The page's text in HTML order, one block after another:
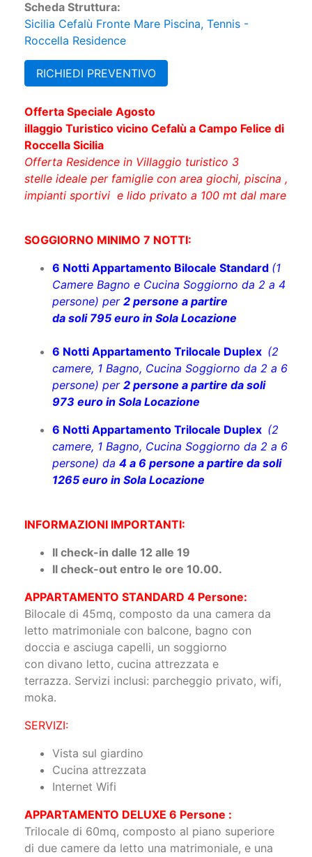
Scheda Struttura:
Sicilia Cefalù Fronte Mare Piscina, Tennis -
Roccella Residence
RICHIEDI PREVENTIVO
Offerta Speciale Agosto
illaggio Turistico vicino Cefalù a Campo Felice di
Roccella Sicilia
Offerta Residence in Villaggio turistico 3
stelle ideale per famiglie con area giochi, piscina ,
impianti sportivi e lido privato a 100 mt dal mare
SOGGIORNO MINIMO 7 NOTTI:
6 Notti Appartamento Bilocale Standard (1
Camere Bagno e Cucina Soggiorno da 2 a 4
persone) per 2 persone a partire
da soli 795 euro in Sola Locazione
6 Notti Appartamento Trilocale Duplex (2
camere, 1 Bagno, Cucina Soggiorno da 2 a 6
persone) per 2 persone a partire da soli
973 euro in Sola Locazione
6 Notti Appartamento Trilocale Duplex (2
camere, 1 Bagno, Cucina Soggiorno da 2 a 6
persone) da 4 a 6 persone a partire da soli
1265 euro in Sola Locazione
INFORMAZIONI IMPORTANTI:
Il check-in dalle 12 alle 19
Il check-out entro le ore 10.00.
APPARTAMENTO STANDARD 4 Persone:
Bilocale di 45mq, composto da una camera da
letto matrimoniale con balcone, bagno con
doccia e asciuga capelli, un soggiorno
con divano letto, cucina attrezzata e
terrazza. Servizi inclusi: parcheggio privato, wifi,
moka.
SERVIZI:
Vista sul giardino
Cucina attrezzata
Internet Wifi
APPARTAMENTO DELUXE 6 Persone :
Trilocale di 60mq, composto al piano superiore
di due camere da letto una matrimoniale, e una